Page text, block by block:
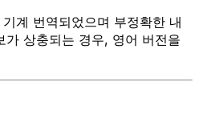
계 번역되었으며 부정확한 내
가 상충되는 경우, 영어 버전을